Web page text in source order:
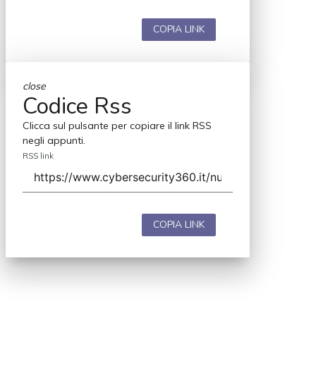
COPIA LINK
close
Codice Rss
Clicca sul pulsante per copiare il link RSS
negli appunti.
RSS link
COPIA LINK